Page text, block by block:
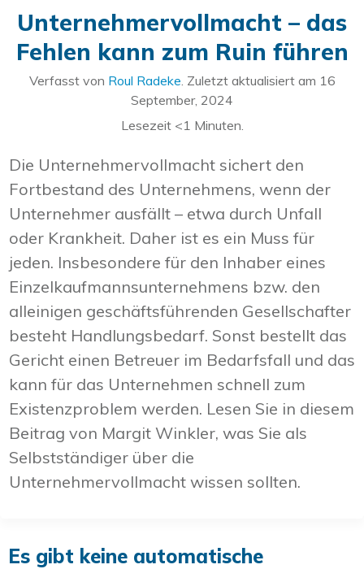
Unternehmervollmacht – das
Fehlen kann zum Ruin führen
Verfasst von Roul Radeke. Zuletzt aktualisiert am 16
September, 2024
Lesezeit <1 Minuten.
Die Unternehmervollmacht sichert den
Fortbestand des Unternehmens, wenn der
Unternehmer ausfällt – etwa durch Unfall
oder Krankheit. Daher ist es ein Muss für
jeden. Insbesondere für den Inhaber eines
Einzelkaufmannsunternehmens bzw. den
alleinigen geschäftsführenden Gesellschafter
besteht Handlungsbedarf. Sonst bestellt das
Gericht einen Betreuer im Bedarfsfall und das
kann für das Unternehmen schnell zum
Existenzproblem werden. Lesen Sie in diesem
Beitrag von Margit Winkler, was Sie als
Selbstständiger über die
Unternehmervollmacht wissen sollten.
Es gibt keine automatische